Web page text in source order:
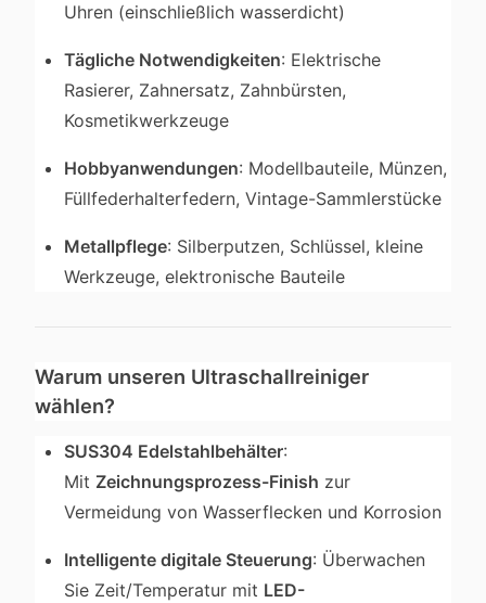
Uhren (einschließlich wasserdicht)
Tägliche Notwendigkeiten: Elektrische
Rasierer, Zahnersatz, Zahnbürsten,
Kosmetikwerkzeuge
Hobbyanwendungen: Modellbauteile, Münzen,
Füllfederhalterfedern, Vintage-Sammlerstücke
Metallpflege: Silberputzen, Schlüssel, kleine
Werkzeuge, elektronische Bauteile
Warum unseren Ultraschallreiniger
wählen?
SUS304 Edelstahlbehälter:
Mit Zeichnungsprozess-Finish zur
Vermeidung von Wasserflecken und Korrosion
Intelligente digitale Steuerung: Überwachen
Sie Zeit/Temperatur mit LED-